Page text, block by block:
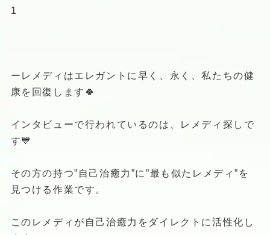
1
ーレメディはエレガントに早く、永く、私たちの健
康を回復します🍀
インタビューで行われているのは、レメディ探しで
す💙
その方の持つ”自己治癒力”に”最も似たレメディ”を
見つける作業です。
このレメディが自己治癒力をダイレクトに活性化し